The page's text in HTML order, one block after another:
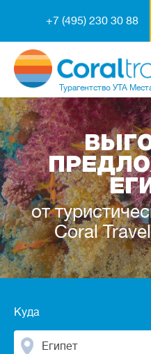
+7 (495) 230 30 88
Турагентство УТА
от
Coral
Куда
Египет